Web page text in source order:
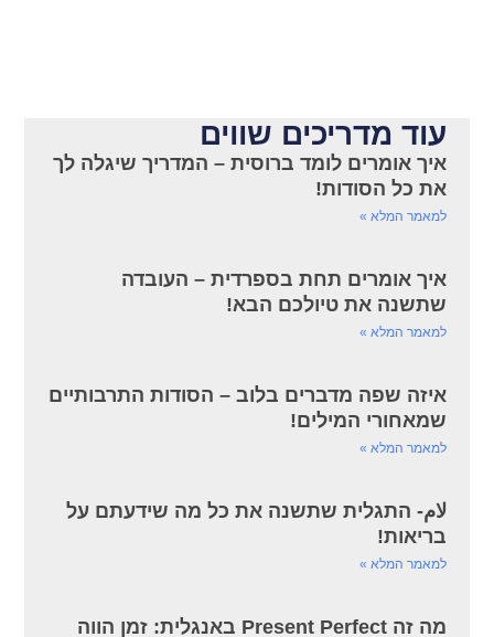
עוד מדריכים שווים
איך אומרים לומד ברוסית – המדריך שיגלה לך
את כל הסודות!
למאמר המלא »
איך אומרים תחת בספרדית – העובדה
שתשנה את טיולכם הבא!
למאמר המלא »
איזה שפה מדברים בלוב – הסודות התרבותיים
שמאחורי המילים!
למאמר המלא »
لام- התגלית שתשנה את כל מה שידעתם על
בריאות!
למאמר המלא »
מה זה Present Perfect באנגלית: זמן הווה